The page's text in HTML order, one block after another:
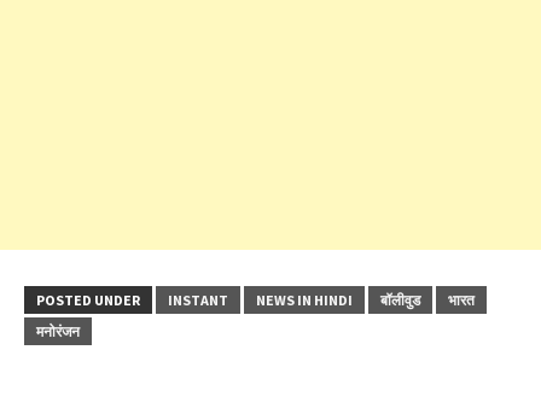
POSTED UNDER INSTANT NEWS IN HINDI बॉलीवुड
भारत
मनोरंजन